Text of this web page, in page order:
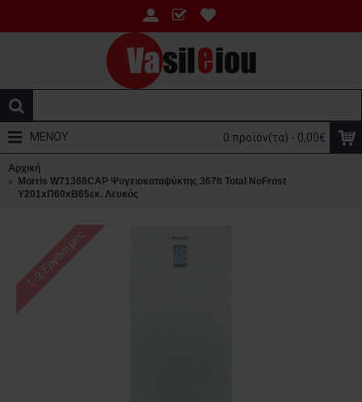
0 προϊόν(τα) - 0,00€
ΜΕΝΟΥ
Αρχική
Morris W71368CAP Ψυγειοκαταψύκτης 367lt Total NoFrost
Υ201xΠ60xΒ65εκ. Λευκός
1-3 Εργάσιμες